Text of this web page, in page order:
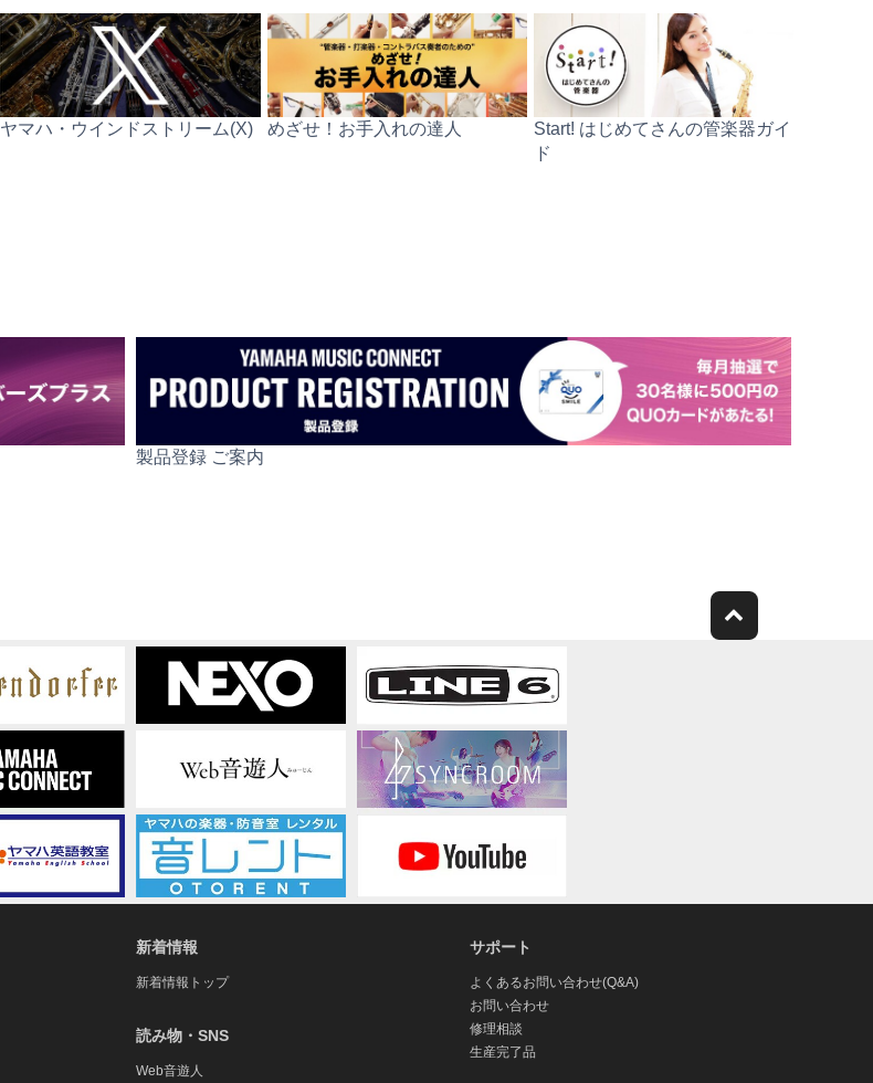
ヤマハ・ウインドストリーム(X) めざせ！お手入れの達人
Start! はじめてさんの管楽器ガイ
ド
製品登録 ご案内
新着情報
新着情報トップ
読み物・SNS
Web音遊人
サポート
よくあるお問い合わせ(Q&A)
お問い合わせ
修理相談
生産完了品